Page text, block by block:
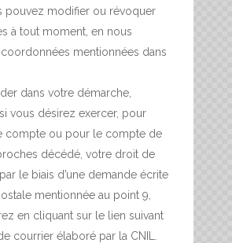
pouvez modifier ou révoquer
à tout moment, en nous
mentionnées dans
dans votre démarche,
vous désirez exercer, pour
compte ou pour le compte de
décédé, votre droit de
le biais d’une demande écrite
mentionnée au point 9,
en cliquant sur le lien suivant
courrier élaboré par la CNIL.